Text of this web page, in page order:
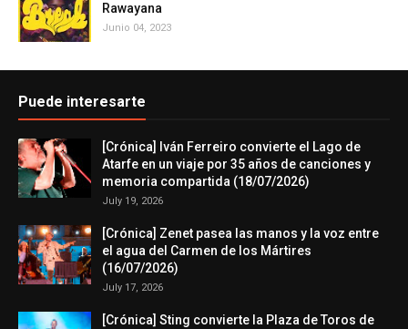
Rawayana
Junio 04, 2023
Puede interesarte
[Crónica] Iván Ferreiro convierte el Lago de
Atarfe en un viaje por 35 años de canciones y
memoria compartida (18/07/2026)
July 19, 2026
[Crónica] Zenet pasea las manos y la voz entre
el agua del Carmen de los Mártires
(16/07/2026)
July 17, 2026
[Crónica] Sting convierte la Plaza de Toros de